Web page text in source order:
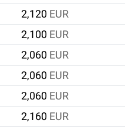
2,120 EUR
2,100 EUR
2,060 EUR
2,060 EUR
2,060 EUR
2,160 EUR